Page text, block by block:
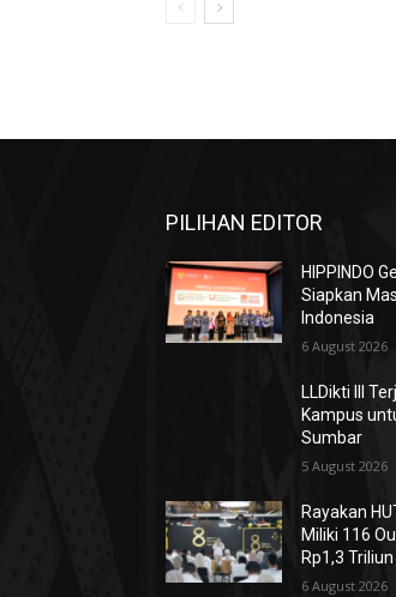
PILIHAN EDITOR
HIPPINDO
Siapkan
Indonesia
6 August 2026
LLDikti III
Kampus
Sumbar
5 August 2026
Rayakan
Miliki 116
Rp1,3
6 August 2026